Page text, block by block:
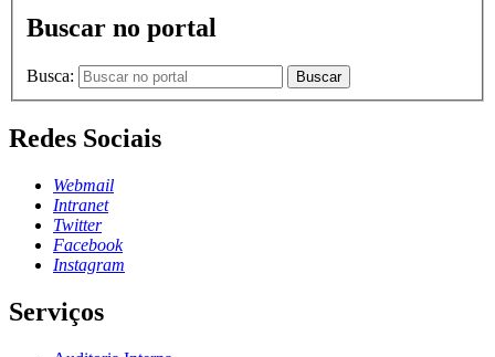
Buscar no portal
Busca: Buscar
Redes Sociais
Webmail
Intranet
Twitter
Facebook
Instagram
Serviços